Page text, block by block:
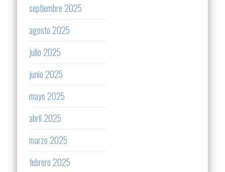
septiembre 2025
agosto 2025
julio 2025
junio 2025
mayo 2025
abril 2025
marzo 2025
febrero 2025